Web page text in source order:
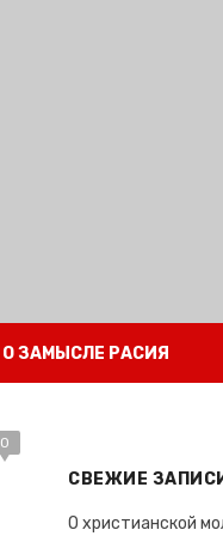
О ЗАМЫСЛЕ РАСИЯ
0
СВЕЖИЕ
О христианской